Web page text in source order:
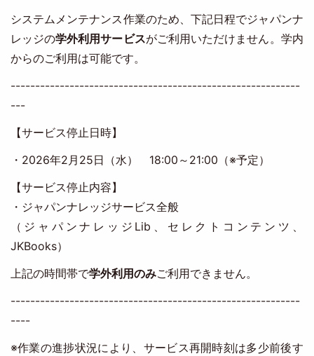
システムメンテナンス作業のため、下記日程でジャパンナ
レッジの学外利用サービスがご利用いただけません。学内
からのご利用は可能です。
-----------------------------------------------------------
---
【サービス停止日時】
・2026年2月25日（水） 18:00～21:00（※予定）
【サービス停止内容】
・ジャパンナレッジサービス全般
（ジャパンナレッジLib、セレクトコンテンツ、
JKBooks）
上記の時間帯で学外利用のみご利用できません。
-----------------------------------------------------------
----
※作業の進捗状況により、サービス再開時刻は多少前後す